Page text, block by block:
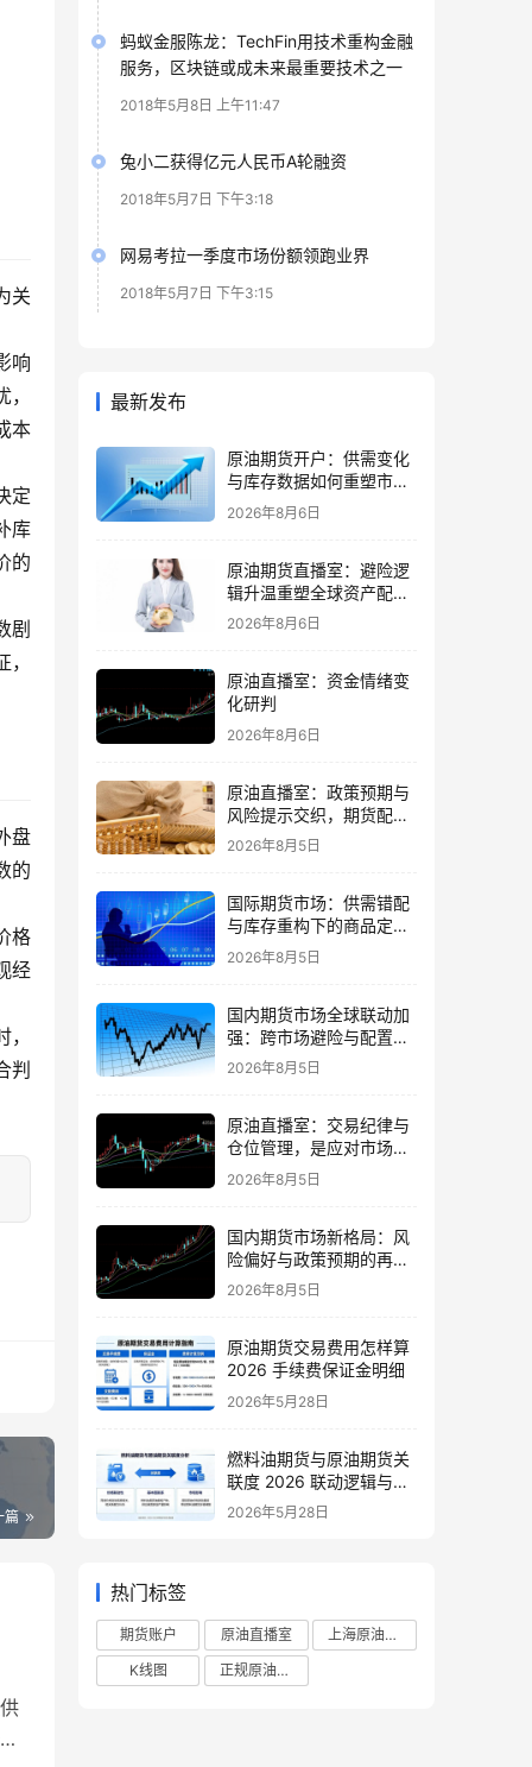
关
响
本
定
库
的
剧
盘
的
格
经
判
篇
蚂蚁金服陈龙：TechFin用技术重构金融
服务，区块链或成未来最重要技术之一
2018年5月8日 上午11:47
兔小二获得亿元人民币A轮融资
2018年5月7日 下午3:18
网易考拉一季度市场份额领跑业界
2018年5月7日 下午3:15
最新发布
原油期货开户：供需变化
与库存数据如何重塑市场
节奏
2026年8月6日
原油期货直播室：避险逻
辑升温重塑全球资产配置
主线格局
2026年8月6日
原油直播室：资金情绪变
化研判
2026年8月6日
原油直播室：政策预期与
风险提示交织，期货配置
需理性
2026年8月5日
国际期货市场：供需错配
与库存重构下的商品定价
再平衡
2026年8月5日
国内期货市场全球联动加
强：跨市场避险与配置策
略调整
2026年8月5日
原油直播室：交易纪律与
仓位管理，是应对市场噪
音的核心
2026年8月5日
国内期货市场新格局：风
险偏好与政策预期的再平
衡
2026年8月5日
原油期货交易费用怎样算
2026 手续费保证金明细
2026年5月28日
燃料油期货与原油期货关
联度 2026 联动逻辑与套
利策略
2026年5月28日
热门标签
期货账户 原油直播室
上海原油期货
K线图
正规原油直播室